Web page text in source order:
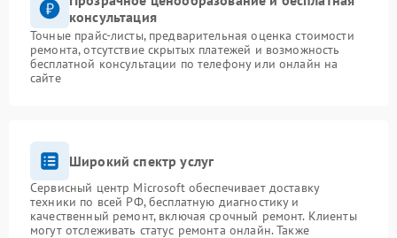
консультация
Точные прайс-листы, предварительная оценка стоимости
ремонта, отсутствие скрытых платежей и возможность
бесплатной консультации по телефону или онлайн на
сайте
Широкий спектр услуг
Сервисный центр Microsoft обеспечивает доставку
техники по всей РФ, бесплатную диагностику и
качественный ремонт, включая срочный ремонт. Клиенты
могут отслеживать статус ремонта онлайн. Также